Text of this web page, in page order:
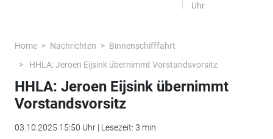
Uhr
Home Nachrichten
Binnenschifffahrt
HHLA: Jeroen Eijsink übernimmt Vorstandsvorsitz
HHLA: Jeroen Eijsink übernimmt
Vorstandsvorsitz
03.10.2025 15:50 Uhr | Lesezeit: 3 min